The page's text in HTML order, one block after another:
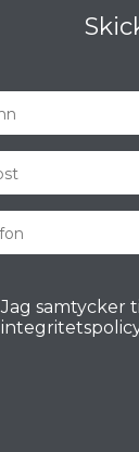
Jag samtycker